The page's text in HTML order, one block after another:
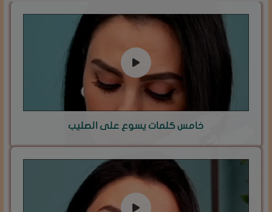
خامس كلمات يسوع على الصليب